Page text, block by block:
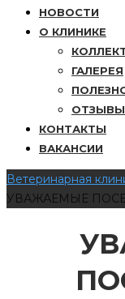
НОВОСТИ
О КЛИНИКЕ
ГАЛЕРЕЯ
ОТЗЫВЫ
КОНТАКТЫ
ВАКАНСИИ
Ветеринарная
УВАЖАЕМЫЕ